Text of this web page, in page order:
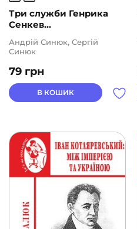
Три служби Генрика
Сенкев...
79 грн
Андрій Синюк, Сергій
Синюк
В КОШИК